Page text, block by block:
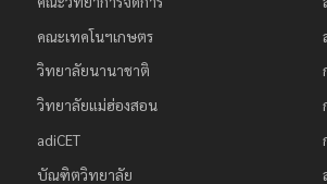
คณะเทคโนฯเกษตร
วิทยาลัยนานาชาติ
วิทยาลัยแม่ฮ่องสอน
adiCET
บัณฑิตวิทยาลัย